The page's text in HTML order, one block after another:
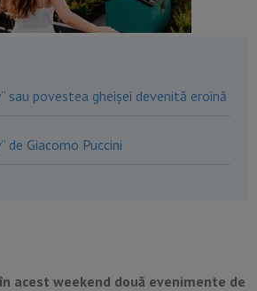
sau povestea gheișei devenită eroină
de Giacomo Puccini
acest weekend două evenimente de